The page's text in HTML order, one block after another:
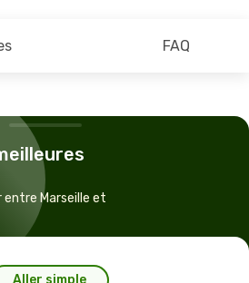
FAQ
entre Marseille et
Aller simple